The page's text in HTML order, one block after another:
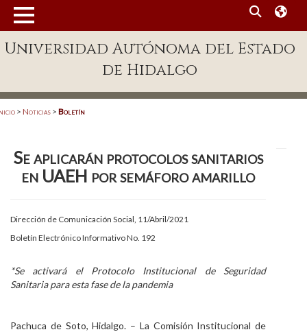
Enlaces
Patronato
Publicaciones en línea
Acreditación Internacional
Alumnado
Personal
Universidad Autónoma del Estado
de Hidalgo
> Noticias > Boletín
Se aplicarán protocolos sanitarios
en UAEH por semáforo amarillo
Dirección de Comunicación Social, 11/Abril/2021
Boletín Electrónico Informativo No. 192
*Se activará el Protocolo Institucional de Seguridad
Sanitaria para esta fase de la pandemia
Pachuca de Soto, Hidalgo. – La Comisión Institucional de